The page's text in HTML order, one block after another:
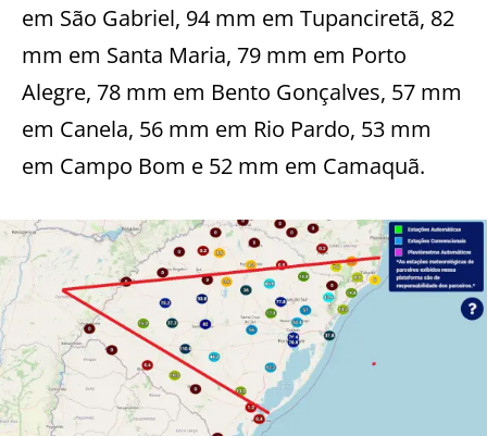
em São Gabriel, 94 mm em Tupanciretã, 82
mm em Santa Maria, 79 mm em Porto
Alegre, 78 mm em Bento Gonçalves, 57 mm
em Canela, 56 mm em Rio Pardo, 53 mm
em Campo Bom e 52 mm em Camaquã.